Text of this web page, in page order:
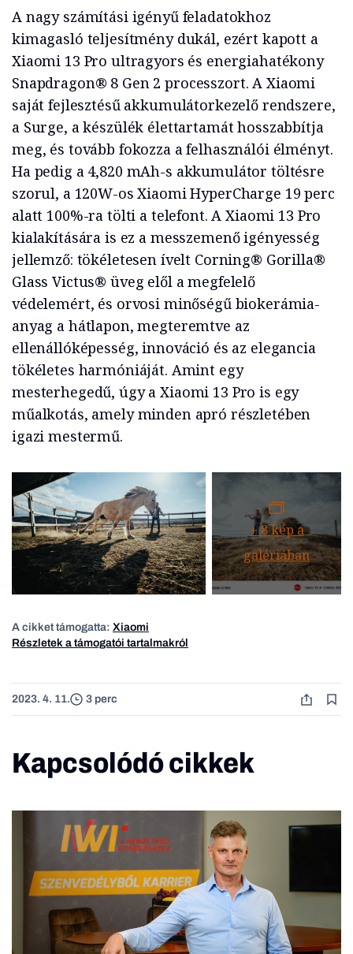
A nagy számítási igényű feladatokhoz
kimagasló teljesítmény dukál, ezért kapott a
Xiaomi 13 Pro ultragyors és energiahatékony
Snapdragon® 8 Gen 2 processzort. A Xiaomi
saját fejlesztésű akkumulátorkezelő rendszere,
a Surge, a készülék élettartamát hosszabbítja
meg, és tovább fokozza a felhasználói élményt.
Ha pedig a 4,820 mAh-s akkumulátor töltésre
szorul, a 120W-os Xiaomi HyperCharge 19 perc
alatt 100%-ra tölti a telefont. A Xiaomi 13 Pro
kialakítására is ez a messzemenő igényesség
jellemző: tökéletesen ívelt Corning® Gorilla®
Glass Victus® üveg elől a megfelelő
védelemért, és orvosi minőségű biokerámia-
anyag a hátlapon, megteremtve az
ellenállóképesség, innováció és az elegancia
tökéletes harmóniáját. Amint egy
mesterhegedű, úgy a Xiaomi 13 Pro is egy
műalkotás, amely minden apró részletében
igazi mestermű.
+8kép a
galériában
A cikket támogatta: Xiaomi
Részletek a támogatói tartalmakról
2023. 4. 11. 3 perc
Kapcsolódó cikkek